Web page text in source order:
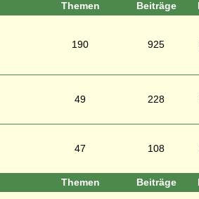
Themen Beiträge
190 925
49 228
47 108
Themen Beiträge